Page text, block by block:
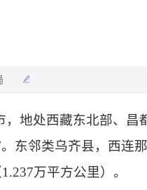
，地处西藏东北部、 昌
。东邻类乌齐县，西连
1.237万平方公里）。